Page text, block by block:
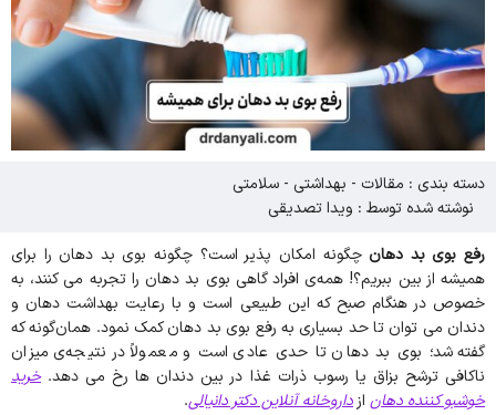
دسته بندی : مقالات - بهداشتی - سلامتی
نوشته شده توسط : ویدا تصدیقی
رفع بوی بد دهان چگونه امکان پذیر است؟ چگونه بوی بد دهان را برای
همیشه از بین ببریم؟! همه‌ی افراد گاهی بوی بد دهان را تجربه می کنند، به
خصوص در هنگام صبح که این طبیعی است و با رعایت بهداشت دهان و
دندان می توان تا حد بسیاری به رفع بوی بد دهان کمک نمود. همان‌گونه که
گفته شد؛ بوی بد دهان تا حدی عادی است و معمولاً در نتیجه‌ی میزان
ناکافی ترشح بزاق یا رسوب ذرات غذا در بین دندان ها رخ می دهد.خرید
خوشبو کننده دهان ازداروخانه آنلاین دکتر دانیالی.